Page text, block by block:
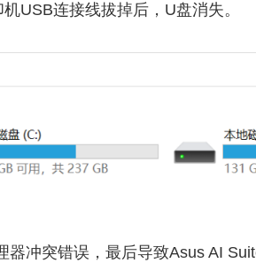
USB连接线拔掉后，U盘消失。
器冲突错误，最后导致Asus AI